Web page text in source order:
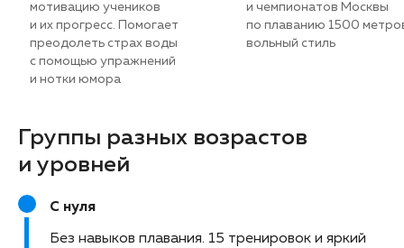
мотивацию учеников
и их прогресс. Помогает
преодолеть страх воды
с помощью упражнений
и нотки юмора
и чемпионатов Москвы
по плаванию 1500
вольный стиль
Группы разных возрастов
и уровней
С нуля
Без навыков плавания 15 тренировок и яркий